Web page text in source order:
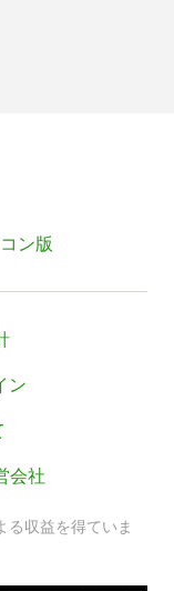
ン版
ン
会社
る収益を得ていま